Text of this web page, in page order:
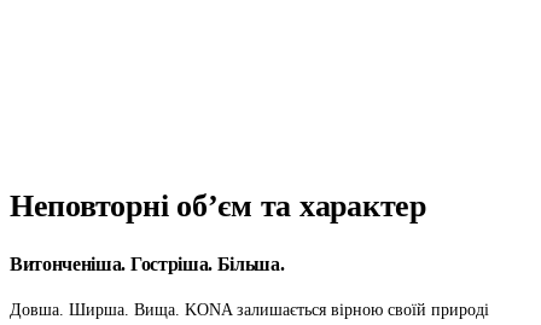
Неповторні об’єм та характер
Витонченіша. Гостріша. Більша.
Довша. Ширша. Вища. KONA залишається вірною своїй природі